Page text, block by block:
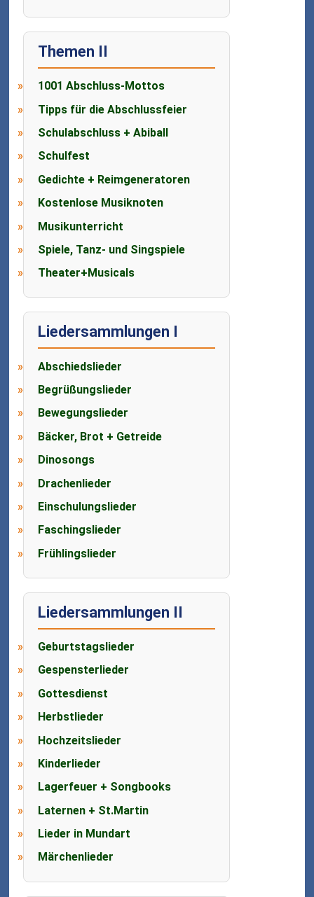
Themen II
1001 Abschluss-Mottos
Tipps für die Abschlussfeier
Schulabschluss + Abiball
Schulfest
Gedichte + Reimgeneratoren
Kostenlose Musiknoten
Musikunterricht
Spiele, Tanz- und Singspiele
Theater+Musicals
Liedersammlungen I
Abschiedslieder
Begrüßungslieder
Bewegungslieder
Bäcker, Brot + Getreide
Dinosongs
Drachenlieder
Einschulungslieder
Faschingslieder
Frühlingslieder
Liedersammlungen II
Geburtstagslieder
Gespensterlieder
Gottesdienst
Herbstlieder
Hochzeitslieder
Kinderlieder
Lagerfeuer + Songbooks
Laternen + St.Martin
Lieder in Mundart
Märchenlieder